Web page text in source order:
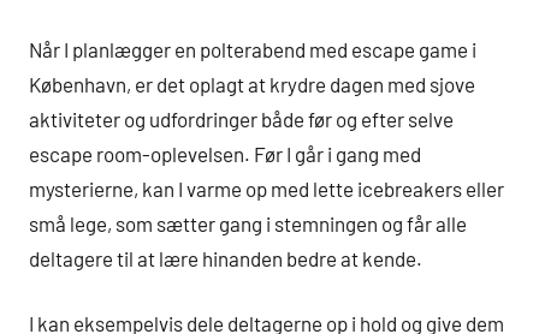
Når I planlægger en polterabend med escape game i
København, er det oplagt at krydre dagen med sjove
aktiviteter og udfordringer både før og efter selve
escape room-oplevelsen. Før I går i gang med
mysterierne, kan I varme op med lette icebreakers eller
små lege, som sætter gang i stemningen og får alle
deltagere til at lære hinanden bedre at kende.
I kan eksempelvis dele deltagerne op i hold og give dem